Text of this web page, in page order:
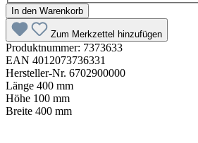
In den Warenkorb
Zum Merkzettel hinzufügen
Produktnummer: 7373633
EAN 4012073736331
Hersteller-Nr. 6702900000
Länge 400 mm
Höhe 100 mm
Breite 400 mm